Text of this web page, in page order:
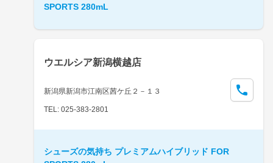
SPORTS 280mL
ウエルシア新潟横越店
新潟県新潟市江南区茜ケ丘２－１３
TEL: 025-383-2801
シューズの気持ち プレミアムハイブリッド FOR